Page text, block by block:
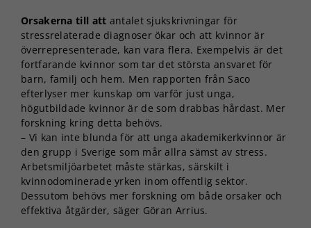
Orsakerna till att antalet sjukskrivningar för
stressrelaterade diagnoser ökar och att kvinnor är
överrepresenterade, kan vara flera. Exempelvis är det
fortfarande kvinnor som tar det största ansvaret för
barn, familj och hem. Men rapporten från Saco
efterlyser mer kunskap om varför just unga,
högutbildade kvinnor är de som drabbas hårdast. Mer
forskning kring detta behövs.
– Vi kan inte blunda för att unga akademikerkvinnor är
den grupp i Sverige som mår allra sämst av stress.
Arbetsmiljöarbetet måste stärkas, särskilt i
kvinnodominerade yrken inom offentlig sektor.
Dessutom behövs mer forskning om både orsaker och
effektiva åtgärder, säger Göran Arrius.